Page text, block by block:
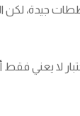
لكن
لا يعني